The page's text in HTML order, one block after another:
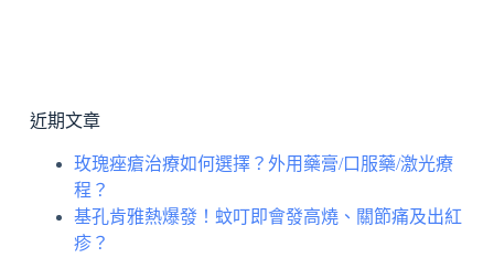
近期文章
玫瑰痤瘡治療如何選擇？外用藥膏/口服藥/激光療
程？
基孔肯雅熱爆發！蚊叮即會發高燒、關節痛及出紅
疹？